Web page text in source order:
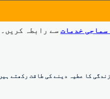
سماجی خدمات سے رابطہ کریں۔
کا عطیہ دینے کی طاقت رکھتے